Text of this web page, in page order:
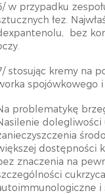
w przypadku
łez.
bez
stosując kremy na
spojówkowego i
problematykę
dolegliwości
dostępności
znaczenia na
i